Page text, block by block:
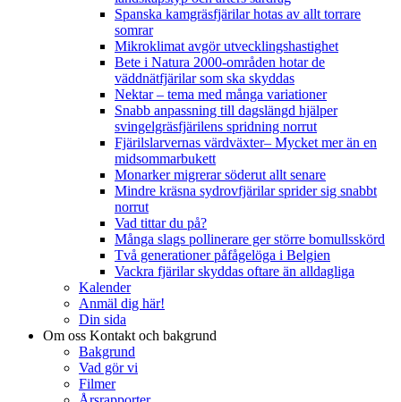
Spanska kamgräsfjärilar hotas av allt torrare
somrar
Mikroklimat avgör utvecklingshastighet
Bete i Natura 2000-områden hotar de
väddnätfjärilar som ska skyddas
Nektar – tema med många variationer
Snabb anpassning till dagslängd hjälper
svingelgräsfjärilens spridning norrut
Fjärilslarvernas värdväxter– Mycket mer än en
midsommarbukett
Monarker migrerar söderut allt senare
Mindre kräsna sydrovfjärilar sprider sig snabbt
norrut
Vad tittar du på?
Många slags pollinerare ger större bomullsskörd
Två generationer påfågelöga i Belgien
Vackra fjärilar skyddas oftare än alldagliga
Kalender
Anmäl dig här!
Din sida
Om oss Kontakt och bakgrund
Bakgrund
Vad gör vi
Filmer